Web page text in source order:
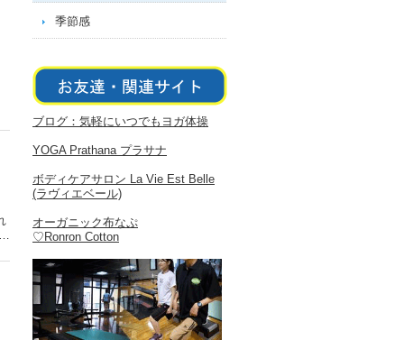
…
季節感
ブログ：気軽にいつでもヨガ体操
YOGA Prathana プラサナ
ボディケアサロン La Vie Est Belle
(ラヴィエベール)
オーガニック布なぷ
♡Ronron Cotton